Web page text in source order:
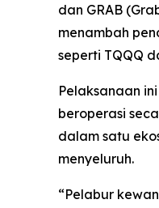
dan GRAB
menambah
seperti TQQQ
Pelaksanaan
beroperasi
dalam satu
menyeluruh.
“Pelabur